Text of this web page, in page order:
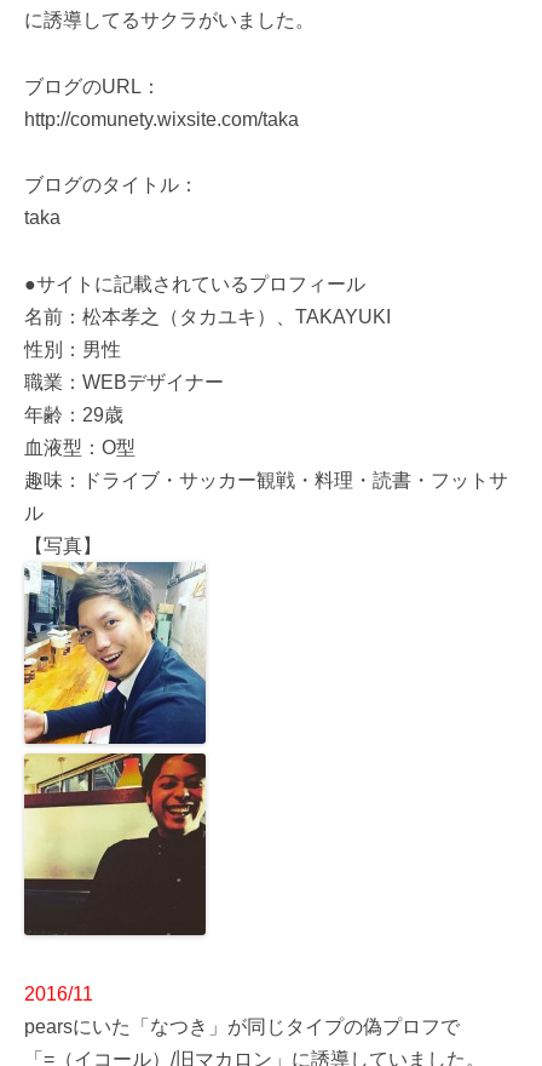
に誘導してるサクラがいました。
ブログのURL：
http://comunety.wixsite.com/taka
ブログのタイトル：
taka
●サイトに記載されているプロフィール
名前：松本孝之（タカユキ）、TAKAYUKI
性別：男性
職業：WEBデザイナー
年齢：29歳
血液型：O型
趣味：ドライブ・サッカー観戦・料理・読書・フットサ
ル
【写真】
2016/11
pearsにいた「なつき」が同じタイプの偽プロフで
「=（イコール）/旧マカロン」に誘導していました。